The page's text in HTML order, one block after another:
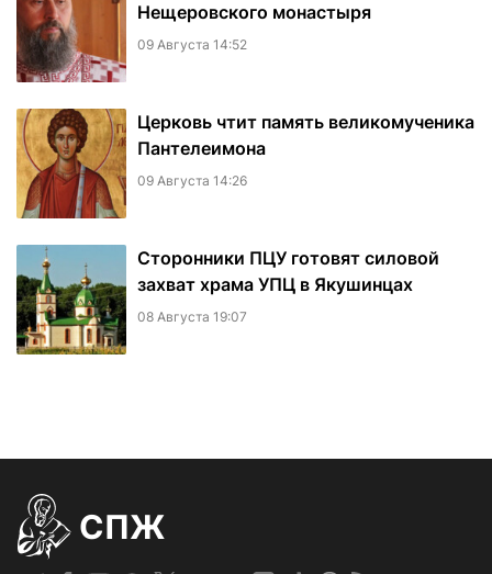
Нещеровского монастыря
09 Августа 14:52
Церковь чтит память великомученика
Пантелеимона
09 Августа 14:26
Сторонники ПЦУ готовят силовой
захват храма УПЦ в Якушинцах
08 Августа 19:07
СПЖ